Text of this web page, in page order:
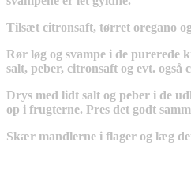
Tilsæt citronsaft, tørret oregano
Rør løg og svampe i de purerede
salt, peber, citronsaft og evt. også
Drys med lidt salt og peber i de
op i frugterne. Pres det godt
Skær mandlerne i flager og læg